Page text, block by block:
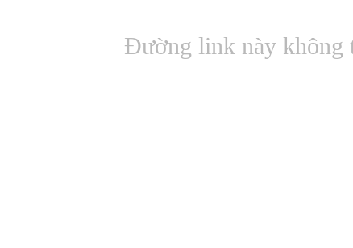
Đường link này không